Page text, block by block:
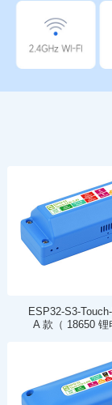
ESP32-S3-
A 款（ 18650 锂